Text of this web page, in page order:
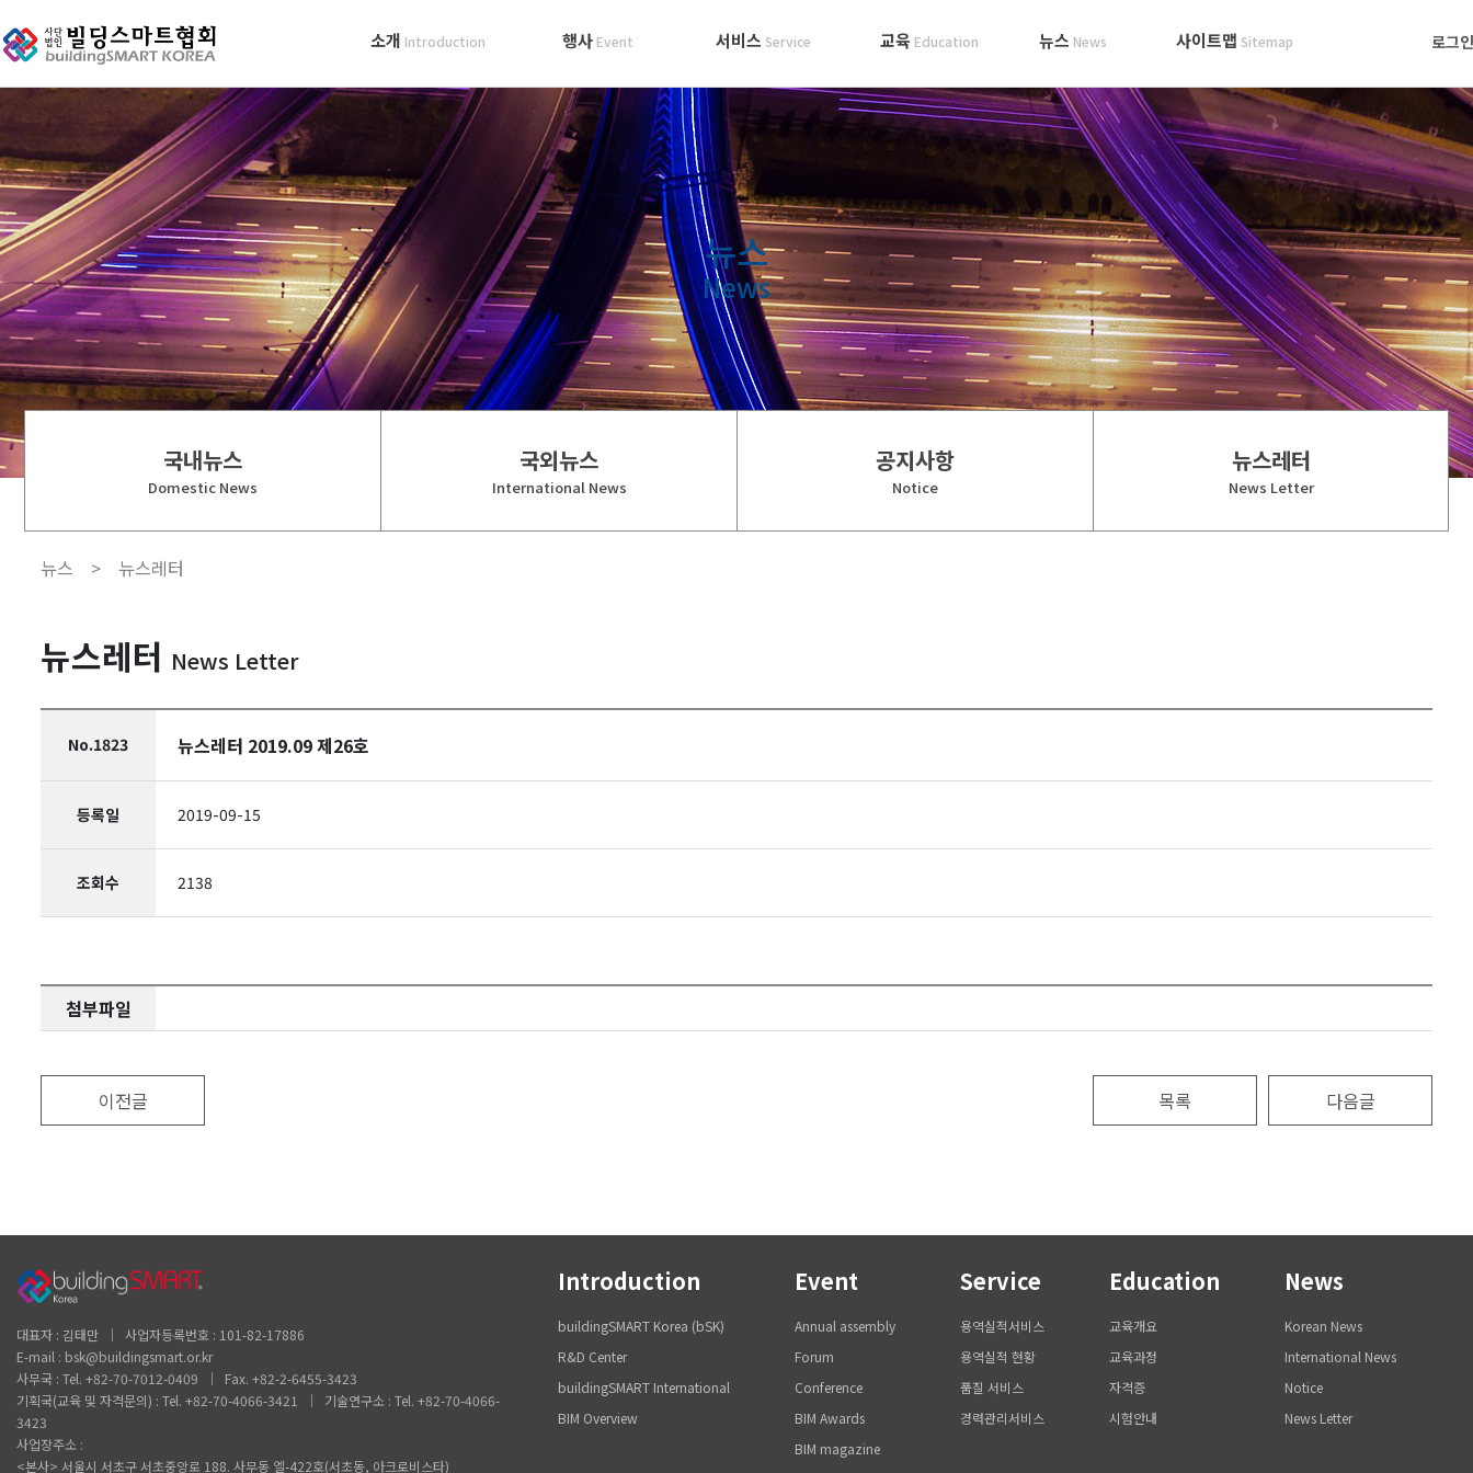
로그
소개 Introduction 행사 Event 서비스 Service 교육 Education 뉴스 News 사이트맵 Sitemap
뉴스
News
국내뉴스
Domestic News
국외뉴스
International News
공지사항
Notice
뉴스레터
News Letter
뉴스 > 뉴스레터
뉴스레터 News Letter
No.1823 뉴스레터 2019.09 제26호
등록일 2019-09-15
조회수 2138
첨부파일
이전글 다음글
목록
대표자 : 김태만 │ 사업자등록번호 : 101-82-17886
E-mail : bsk@buildingsmart.or.kr
사무국 : Tel. +82-70-7012-0409 │ Fax. +82-2-6455-3423
기획국(교육 및 자격문의) : Tel. +82-70-4066-3421 │ 기술연구소 : Tel. +82-70-4066-
3423
사업장주소 :
<본사> 서울시 서초구 서초중앙로 188. 사무동 엘-422호(서초동, 아크로비스타)
Introduction
buildingSMART Korea (bSK)
R&D Center
buildingSMART International
BIM Overview
Event
Annual assembly
Forum
Conference
BIM Awards
BIM magazine
Service
용역실적서비스
용역실적 현황
품질 서비스
경력관리서비스
Education
교육개요
교육과정
자격증
시험안내
News
Korean News
International News
Notice
News Letter